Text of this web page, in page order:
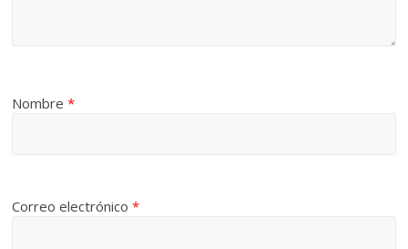
Nombre*
Correo electrónico*